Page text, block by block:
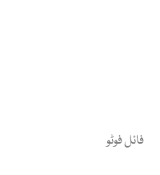
فائل فوٹو